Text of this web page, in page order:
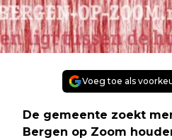
Voeg toe als
De gemeente zoekt
Bergen op Zoom